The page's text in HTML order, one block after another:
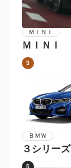
ＭＩＮＩ
ＭＩＮＩ
3
ＢＭＷ
３シリーズ